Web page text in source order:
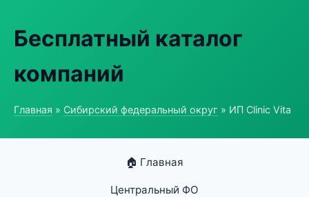
Бесплатный каталог
компаний
Главная » Сибирский федеральный округ » ИП Clinic Vita
🏠 Главная
Центральный ФО